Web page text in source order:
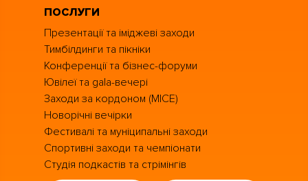
ПОСЛУГИ
Презентації та іміджеві заходи
Тимбілдинги та пікніки
Конференції та бізнес-форуми
Ювілеї та gala-вечері
Заходи за кордоном (MICE)
Новорічні вечірки
Фестивалі та муніципальні заходи
Спортивні заходи та чемпіонати
Студія подкастів та стрімінгів